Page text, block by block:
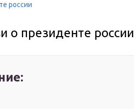
россии
о президенте россии